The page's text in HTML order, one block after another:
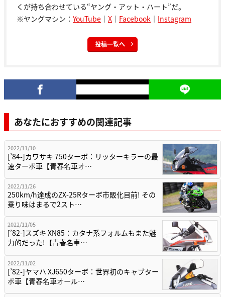
くが持ち合わせている“ヤング・アット・ハート”だ。
※ヤングマシン： YouTube ｜ X ｜ Facebook ｜ Instagram
投稿一覧へ
あなたにおすすめの関連記事
2022/11/10
[’84-]カワサキ 750ターボ：リッターキラーの最
速ターボ車【青春名車オ…
2022/11/26
250km/h達成のZX-25Rターボ市販化目前! その
乗り味はまるで2スト…
2022/11/05
[’82-]スズキ XN85：カタナ系フォルムもまた魅
力的だった!【青春名車…
2022/11/02
[’82-]ヤマハ XJ650ターボ：世界初のキャブター
ボ車【青春名車オール…